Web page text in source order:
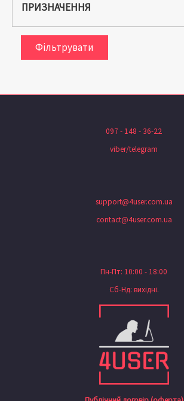
ПРИЗНАЧЕННЯ
Фільтрувати
097 - 148 - 36-22
viber/telegram
support@4user.com.ua
contact@4user.com.ua
Пн-Пт: 10:00 - 18:00
Сб-Нд: вихідні.